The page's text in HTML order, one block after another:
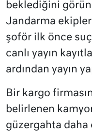
beklediğini
Jandarma
şoför ilk önce
canlı yayın
ardından yayın
Bir kargo
belirlenen
güzergahta daha